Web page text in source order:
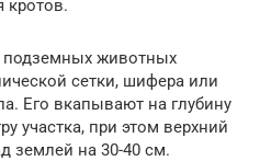
кротов.
подземных животных
сетки, шифера или
Его вкапывают на глубину
участка, при этом верхний
землей на 30-40 см.